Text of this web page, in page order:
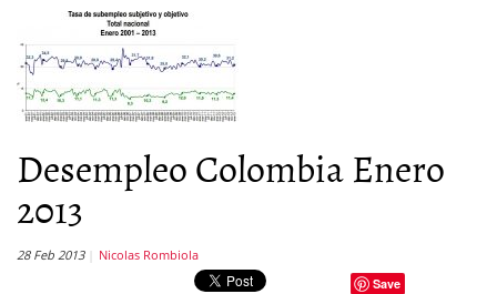
Desempleo Colombia Enero
2013
28 Feb 2013
Nicolas Rombiola
Save